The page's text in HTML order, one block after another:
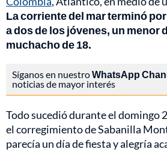
La corriente del mar terminó
a dos de los jóvenes, un menor
muchacho de 18.
Síganos en nuestroWhatsApp
noticias de mayor interés
Todo sucedió durante el domingo
el corregimiento de Sabanilla
parecía un día de fiesta y alegría